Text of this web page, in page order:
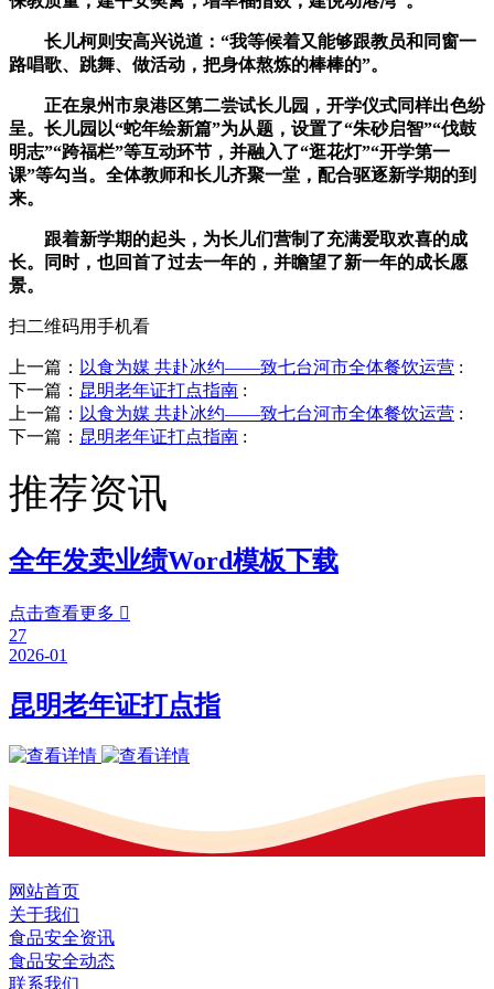
长儿柯则安高兴说道：“我等候着又能够跟教员和同窗一
路唱歌、跳舞、做活动，把身体熬炼的棒棒的”。
正在泉州市泉港区第二尝试长儿园，开学仪式同样出色纷
呈。长儿园以“蛇年绘新篇”为从题，设置了“朱砂启智”“伐鼓
明志”“跨福栏”等互动环节，并融入了“逛花灯”“开学第一
课”等勾当。全体教师和长儿齐聚一堂，配合驱逐新学期的到
来。
跟着新学期的起头，为长儿们营制了充满爱取欢喜的成
长。同时，也回首了过去一年的，并瞻望了新一年的成长愿
景。
扫二维码用手机看
上一篇： 以食为媒 共赴冰约——致七台河市全体餐饮运营 :
下一篇： 昆明老年证打点指南 :
上一篇： 以食为媒 共赴冰约——致七台河市全体餐饮运营 :
下一篇： 昆明老年证打点指南 :
推荐资讯
全年发卖业绩Word模板下载
点击查看更多 
27
2026-01
昆明老年证打点指
网站首页
关于我们
食品安全资讯
食品安全动态
联系我们